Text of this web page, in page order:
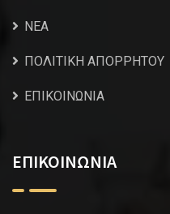
NEA
ΠΟΛΙΤΙΚΗ ΑΠΟΡΡΗΤΟΥ
ΕΠΙΚΟΙΝΩΝΙΑ
ΕΠΙΚΟΙΝΩΝΙΑ